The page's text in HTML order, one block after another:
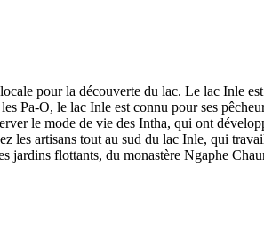
pour la découverte du lac. Le lac Inle
Pa-O, le lac Inle est connu pour ses
le mode de vie des Intha, qui ont
les artisans tout au sud du lac Inle, qui
jardins flottants, du monastère Ngaphe